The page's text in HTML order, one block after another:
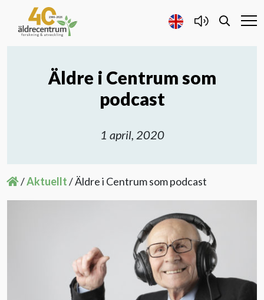
Forskning och Utveckling
Publicerat
Kontakta oss
Evenemang
Äldre i Centrum som
podcast
1 april, 2020
/Aktuellt/Äldre i Centrum som podcast